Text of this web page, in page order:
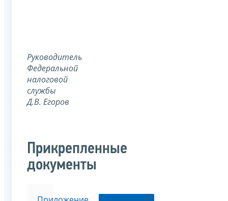
Руководитель
Федеральной
налоговой
службы
Д.В. Егоров
Прикрепленные
документы